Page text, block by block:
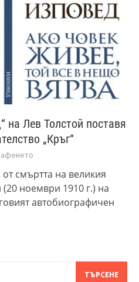
на Лев Толстой поставя
„Кръг“
смъртта на великия
(20 ноември 1910 г.) на
автобиографичен